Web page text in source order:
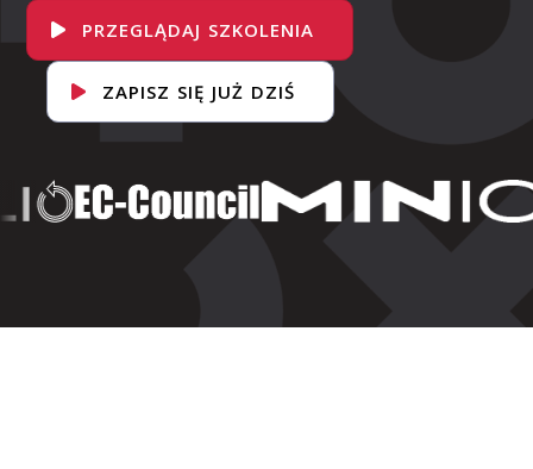
PRZEGLĄDAJ SZKOLENIA
ZAPISZ SIĘ JUŻ DZIŚ